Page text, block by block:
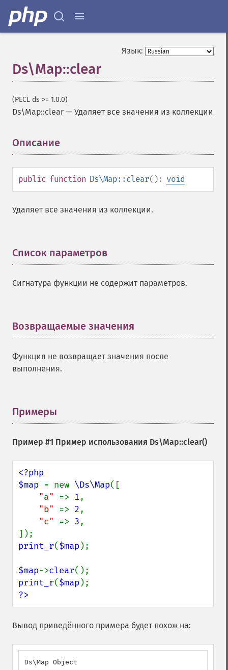
Язык:
Ds\Map::clear
(PECL ds >= 1.0.0)
Ds\Map::clear — Удаляет все значения из коллекции
Описание
public function Ds\Map::clear(): void
Удаляет все значения из коллекции.
Список параметров
Сигнатура функции не содержит параметров.
Возвращаемые значения
Функция не возвращает значения после
выполнения.
Примеры
Пример #1 Пример использования Ds\Map::clear()
<?php
$map = new \Ds\Map([
"a" => 1,
"b" => 2,
"c" => 3,
print_r($map );
$map->clear
print_r($map
?>
Вывод приведённого примера будет похож на:
Ds\Map Object